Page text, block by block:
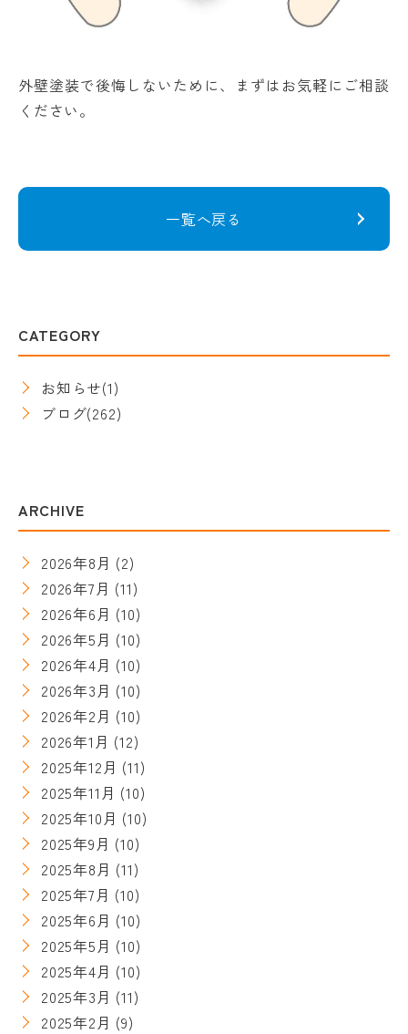
外壁塗装で後悔しないために、まずはお気軽にご相談
ください。
一覧へ戻る
CATEGORY
お知らせ(1)
ブログ(262)
ARCHIVE
2026年8月 (2)
2026年7月 (11)
2026年6月 (10)
2026年5月 (10)
2026年4月 (10)
2026年3月 (10)
2026年2月 (10)
2026年1月 (12)
2025年12月 (11)
2025年11月 (10)
2025年10月 (10)
2025年9月 (10)
2025年8月 (11)
2025年7月 (10)
2025年6月 (10)
2025年5月 (10)
2025年4月 (10)
2025年3月 (11)
2025年2月 (9)